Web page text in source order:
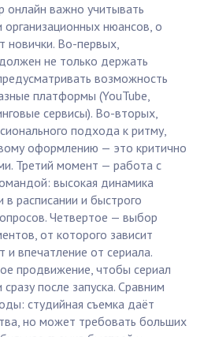
онлайн важно учитывать
организационных нюансов, о
новички. Во-первых,
не только держать
возможность
платформы (YouTube,
сервисы). Во-вторых,
подхода к ритму,
оформлению — это критично
Третий момент — работа с
высокая динамика
в расписании и быстрого
Четвертое — выбор
от которого зависит
и впечатление от сериала.
продвижение, чтобы сериал
после запуска. Сравним
студийная съемка даёт
но может требовать больших